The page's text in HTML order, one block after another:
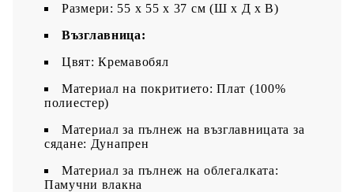
Размери: 55 x 55 x 37 см (Ш x Д x В)
Възглавница:
Цвят: Кремавобял
Материал на покритието: Плат (100%
полиестер)
Материал за пълнеж на възглавницата за
сядане: Дунапрен
Материал за пълнеж на облегалката:
Памучни влакна